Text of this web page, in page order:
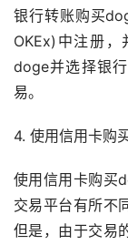
银行转账购买
OKEx)中注册
doge并选择银
易。
4. 使用信用卡购
使用信用卡购买
交易平台有所不
但是，由于交易